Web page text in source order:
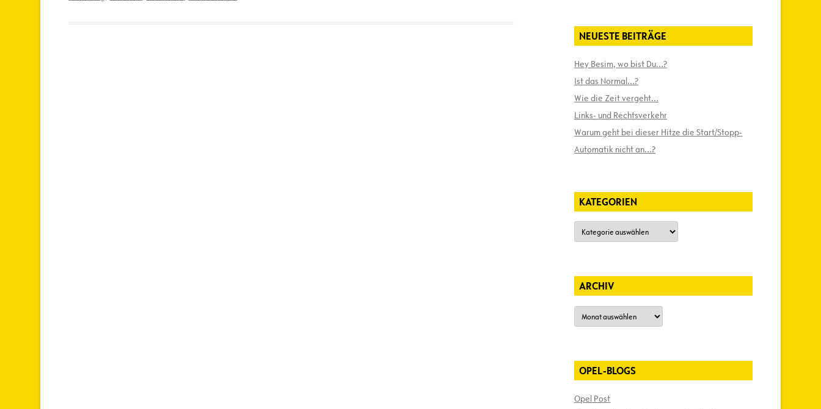
NEUESTE BEITRÄGE
Hey Besim, wo bist Du…?
Ist das Normal…?
Wie die Zeit vergeht…
Links- und Rechtsverkehr
Warum geht bei dieser Hitze die Start/Stopp-
Automatik nicht an…?
KATEGORIEN
Kategorien
ARCHIV
Archiv
OPEL-BLOGS
Opel Post